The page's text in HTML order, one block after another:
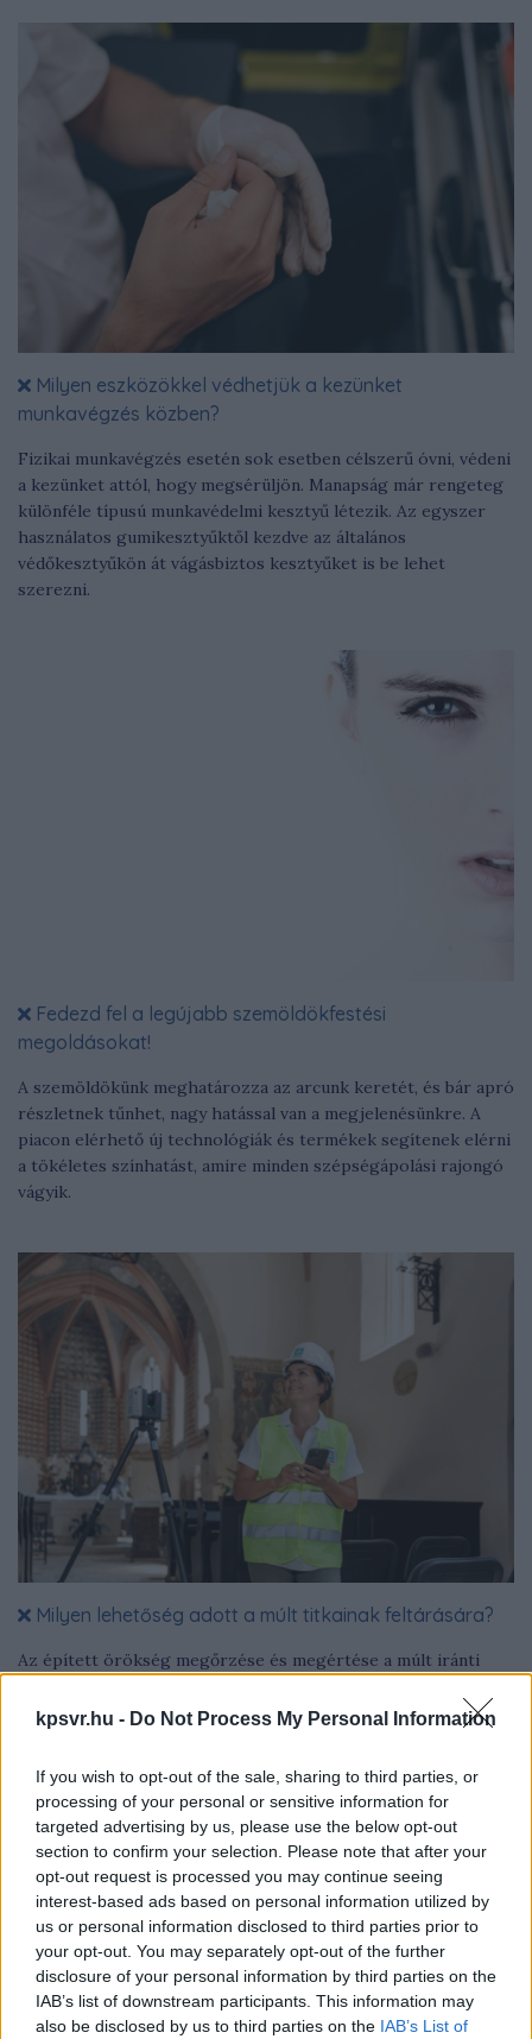
kpsvr.hu - Do Not Process My Personal Information
If you wish to opt-out of the sale, sharing to third parties, or
processing of your personal or sensitive information for
targeted advertising by us, please use the below opt-out
section to confirm your selection. Please note that after your
opt-out request is processed you may continue seeing
interest-based ads based on personal information utilized by
us or personal information disclosed to third parties prior to
your opt-out. You may separately opt-out of the further
disclosure of your personal information by third parties on the
IAB’s list of downstream participants. This information may
also be disclosed by us to third parties on the IAB’s List of
Milyen eszközökkel védhetjük a kezünket
munkavégzés közben?
Fizikai munkavégzés esetén sok esetben célszerű óvni, védeni
a kezünket attól, hogy megsérüljön. Manapság már rengeteg
különféle típusú munkavédelmi kesztyű létezik. Az egyszer
használatos gumikesztyűktől kezdve az általános
védőkesztyűkön át vágásbiztos kesztyűket is be lehet
szerezni.
Fedezd fel a legújabb szemöldökfestési
megoldásokat!
A szemöldökünk meghatározza az arcunk keretét, és bár apró
részletnek tűnhet, nagy hatással van a megjelenésünkre. A
piacon elérhető új technológiák és termékek segítenek elérni
a tökéletes színhatást, amire minden szépségápolási rajongó
vágyik.
Milyen lehetőség adott a múlt titkainak feltárására?
Az épített örökség megőrzése és megértése a múlt iránti
összefüggéseket állítsunk fel történelmünkről. Az
amelyek az archeológusok, építészek és mérnökök munkáját
is nagyban megkönnyítik.